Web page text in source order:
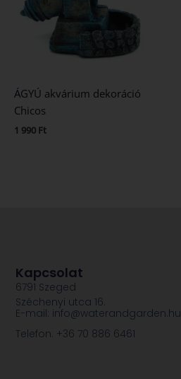
ÁGYÚ akvárium dekoráció
Chicos
1 990 Ft
Kapcsolat
6791 Szeged
Széchenyi utca 16.
E-mail: info@waterandgarden.hu
Telefon: +36 70 886 6461